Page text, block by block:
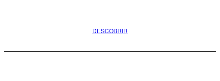
DESCOBRIR